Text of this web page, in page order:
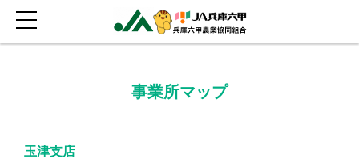
事業所マップ
玉津支店